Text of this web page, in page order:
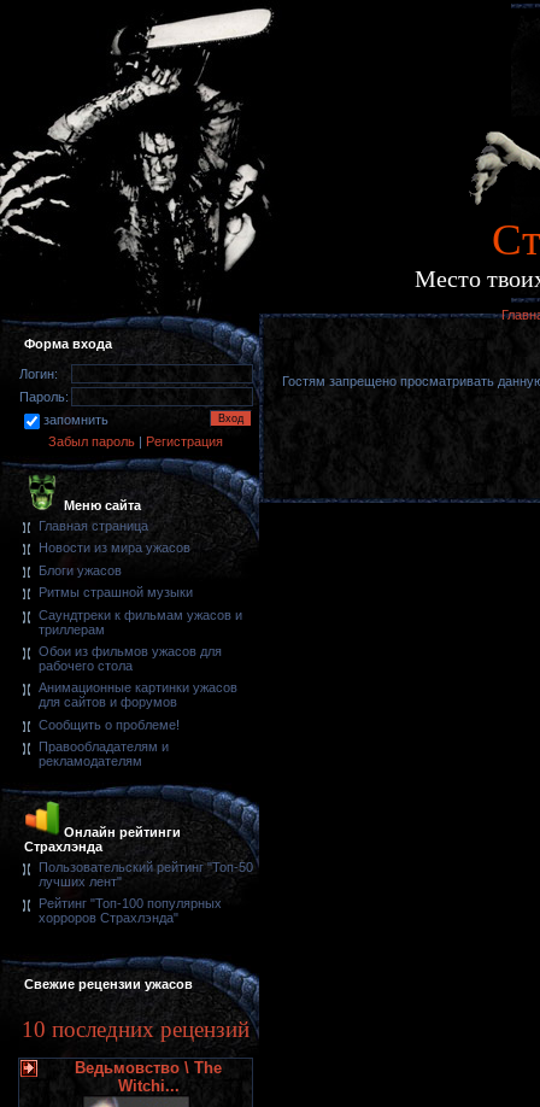
Место
Форма входа
Логин:
Пароль:
запомнить
Забыл пароль | Регистрация
Меню сайта
Главная страница
Новости из мира ужасов
Блоги ужасов
Ритмы страшной музыки
Саундтреки к фильмам ужасов и
триллерам
Обои из фильмов ужасов для
рабочего стола
Анимационные картинки ужасов
для сайтов и форумов
Сообщить о проблеме!
Правообладателям и
рекламодателям
Онлайн рейтинги
Страхлэнда
Пользовательский рейтинг "Топ-50
лучших лент"
Рейтинг "Топ-100 популярных
хорроров Страхлэнда"
Свежие рецензии ужасов
10 последних рецензий
Ведьмовство \ The
Witchi...
Гостям запрещено просматривать